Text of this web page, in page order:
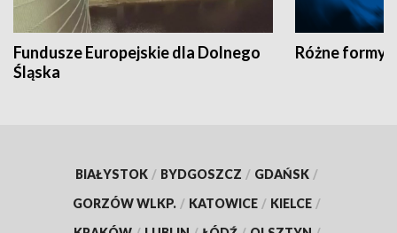
Fundusze Europejskie dla Dolnego
Śląska
Różne formy
BIAŁYSTOK / BYDGOSZCZ / GDAŃSK /
GORZÓW WLKP. / KATOWICE / KIELCE /